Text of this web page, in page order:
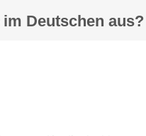
Deutschen aus?